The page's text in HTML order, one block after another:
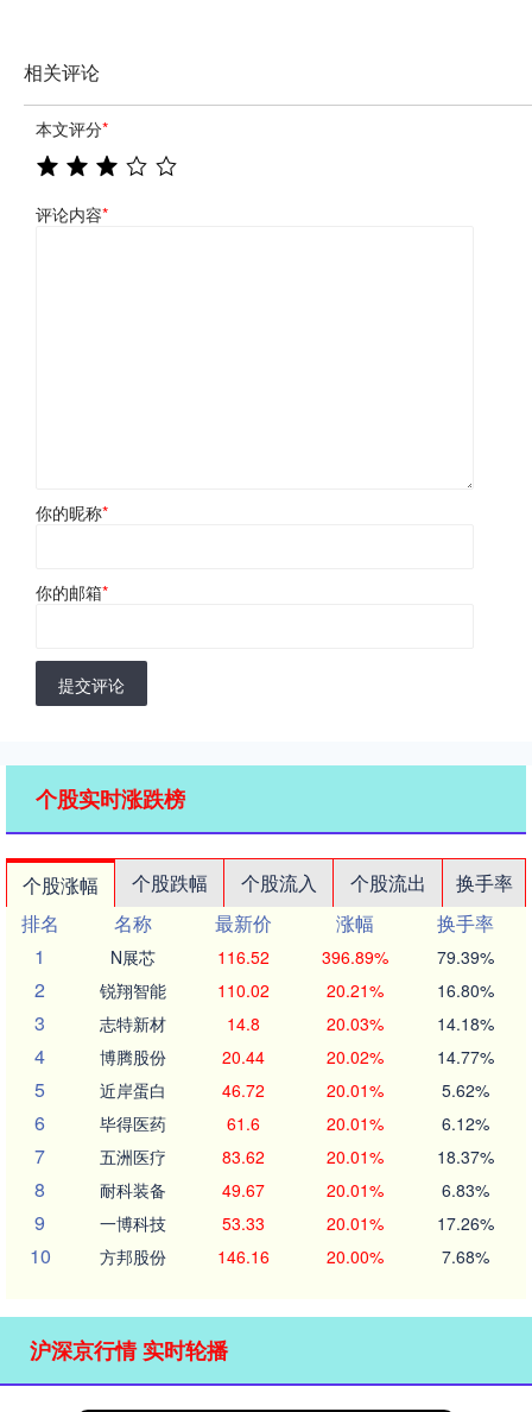
相关评论
本文评分*
评论内容*
你的昵称*
你的邮箱*
提交评论
个股实时涨跌榜
个股涨幅 个股跌幅 个股流入 个股流出
换手率
排名
名称 最新价 涨幅
换手率
1
N展芯 116.52 396.89% 79.39%
2 锐翔智能 110.02 20.21% 16.80%
3 志特新材 14.8 20.03% 14.18%
4 博腾股份 20.44 20.02% 14.77%
5 近岸蛋白 46.72 20.01% 5.62%
6 毕得医药 61.6 20.01% 6.12%
7 五洲医疗 83.62 20.01% 18.37%
8 耐科装备 49.67 20.01% 6.83%
9 一博科技 53.33 20.01% 17.26%
10 方邦股份 146.16 20.00% 7.68%
沪深京行情 实时轮播